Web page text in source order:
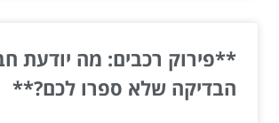
**פירוק רכבים: מה יודעת
הבדיקה שלא ספרו לכם?**